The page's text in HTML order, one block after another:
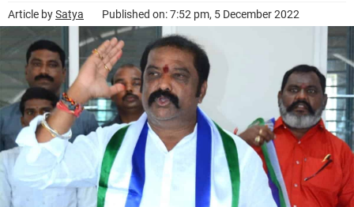
Article bySatya Published on: 7:52 pm, 5 December 2022